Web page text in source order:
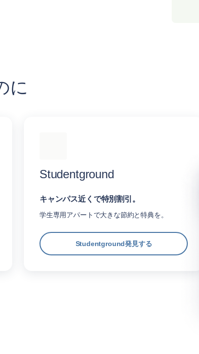
に
Studentground
キャンパス近くで特別割引。
学生専用アパートで大きな節約と特典を。
Studentground発見する